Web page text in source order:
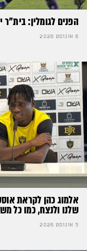
הפנים לגומלין: בית״ר
6 אוגוסט 2026
אלמוג כהן לקראת
שלנו ולנצח, כמו כל
5 אוגוסט 2026